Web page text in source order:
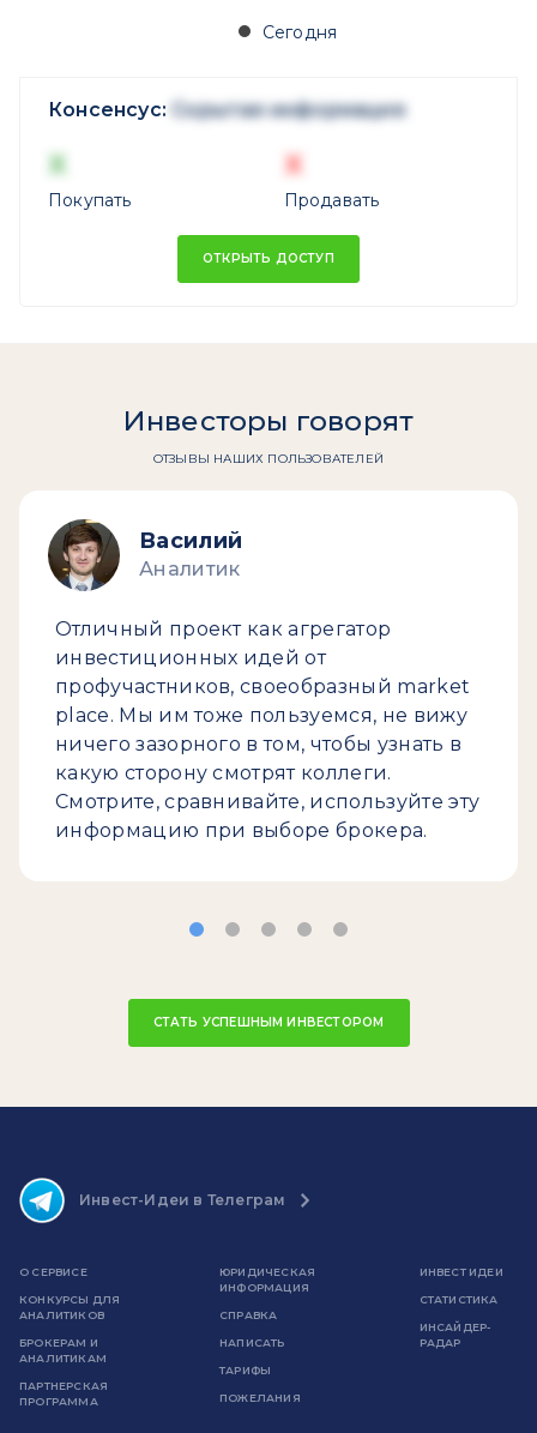
Сегодня
Консенсус: Скрытая информация
X
Покупать
X
Продавать
ОТКРЫТЬ ДОСТУП
Инвесторы говорят
ОТЗЫВЫ НАШИХ ПОЛЬЗОВАТЕЛЕЙ
Василий
Аналитик
Отличный проект как агрегатор
инвестиционных идей от
профучастников, своеобразный market
place. Мы им тоже пользуемся, не вижу
ничего зазорного в том, чтобы узнать в
какую сторону смотрят коллеги.
Смотрите, сравнивайте, используйте эту
информацию при выборе брокера.
СТАТЬ УСПЕШНЫМ ИНВЕСТОРОМ
Инвест-Идеи в Телеграм
О СЕРВИСЕ
КОНКУРСЫ ДЛЯ
АНАЛИТИКОВ
БРОКЕРАМ И
АНАЛИТИКАМ
ПАРТНЕРСКАЯ
ПРОГРАММА
ЮРИДИЧЕСКАЯ
ИНФОРМАЦИЯ
СПРАВКА
НАПИСАТЬ
ТАРИФЫ
ПОЖЕЛАНИЯ
ИНВЕСТ ИДЕИ
СТАТИСТИКА
ИНСАЙДЕР-
РАДАР